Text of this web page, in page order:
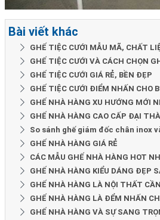
Bài viết khác
GHẾ TIỆC CƯỚI MẪU MÃ, CHẤT
GHẾ TIỆC CƯỚI VÀ CÁCH CHỌN
GHẾ TIỆC CƯỚI GIÁ RẺ, BỀN ĐẸP
GHẾ TIỆC CƯỚI ĐIỂM NHẤN CHO
GHẾ NHÀ HÀNG XU HƯỚNG MỚI
GHẾ NHÀ HÀNG CAO CẤP ĐẠI
So sánh ghế giám đốc chân inox
GHẾ NHÀ HÀNG GIÁ RẺ
CÁC MẪU GHẾ NHÀ HÀNG HOT
GHẾ NHÀ HÀNG KIỂU DÁNG ĐẸP
GHẾ NHÀ HÀNG LÀ NỘI THẤT
GHẾ NHÀ HÀNG LÀ ĐỂM NHẤN
GHẾ NHÀ HÀNG VÀ SỰ SANG